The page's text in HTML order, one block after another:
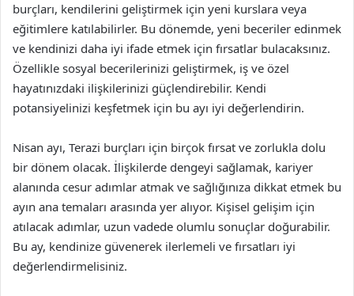
burçları, kendilerini geliştirmek için yeni kurslara veya
eğitimlere katılabilirler. Bu dönemde, yeni beceriler edinmek
ve kendinizi daha iyi ifade etmek için fırsatlar bulacaksınız.
Özellikle sosyal becerilerinizi geliştirmek, iş ve özel
hayatınızdaki ilişkilerinizi güçlendirebilir. Kendi
potansiyelinizi keşfetmek için bu ayı iyi değerlendirin.
Nisan ayı, Terazi burçları için birçok fırsat ve zorlukla dolu
bir dönem olacak. İlişkilerde dengeyi sağlamak, kariyer
alanında cesur adımlar atmak ve sağlığınıza dikkat etmek bu
ayın ana temaları arasında yer alıyor. Kişisel gelişim için
atılacak adımlar, uzun vadede olumlu sonuçlar doğurabilir.
Bu ay, kendinize güvenerek ilerlemeli ve fırsatları iyi
değerlendirmelisiniz.